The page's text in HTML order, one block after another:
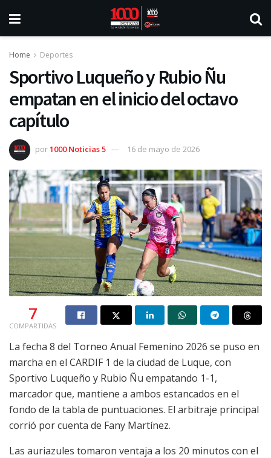
Home Deportes
Sportivo Luqueño y Rubio Ñu
empatan en el inicio del octavo
capítulo
por1000 Noticias 5 16 de mayo de 2026
7
COMPARTIDAS
La fecha 8 del Torneo Anual Femenino 2026 se puso en
marcha en el CARDIF 1 de la ciudad de Luque, con
Sportivo Luqueño y Rubio Ñu empatando 1-1,
marcador que, mantiene a ambos estancados en el
fondo de la tabla de puntuaciones. El arbitraje principal
corrió por cuenta de Fany Martínez.
Las auriazules tomaron ventaja a los 20 minutos con el